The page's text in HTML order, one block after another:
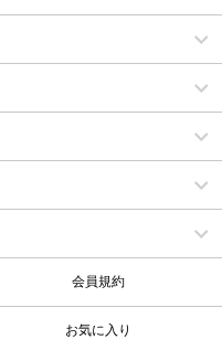
会員規約
お気に入り